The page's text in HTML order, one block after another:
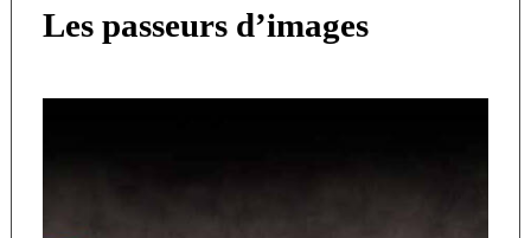
Les passeurs d’images